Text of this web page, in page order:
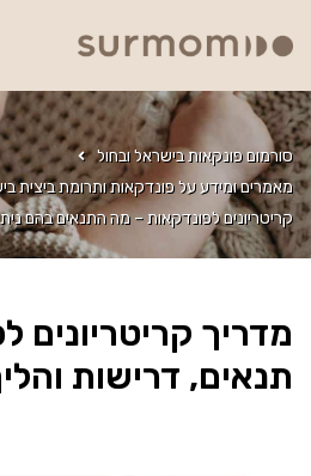
סורמום פונקאות בישראל ובחול
מאמרים ומידע על פונדקאות ותרומת ביצית
קריטריונים לפונדקאות – מה התנאים בהם
מדריך קריטריונים
תנאים, דרישות